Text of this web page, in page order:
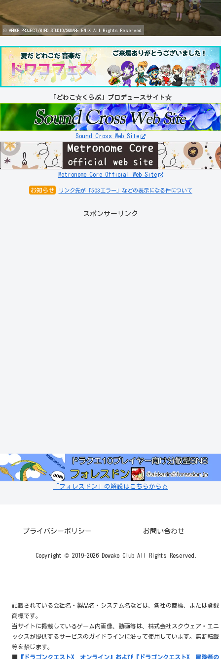
© ARMOR PROJECT/BIRD STUDIO/SQUARE ENIX All Rights Reserved.
「どわこ☆くらぶ」プロデュースサイト☆
Sound Cross Web Site
Metronome Core Official Web Site
お知らせ リンク先が「503エラー」などの表示になる件について
スポンサーリンク
「フォレスドン」の解説はこちらから☆
プライバシーポリシー お問い合わせ
Copyright © 2019-2026 Dowako Club All Rights Reserved.
記載されている会社名・製品名・システム名などは、各社の商標、または登録
商標です。
当サイトに掲載しているゲーム内画像、動画等は、株式会社スクウェア・エニ
ックスが提供するサービスのガイドラインに沿って使用しています。無断転載
等を禁じます。
『ドラゴンクエストX オンライン』および『ドラゴンクエストX 冒険者の